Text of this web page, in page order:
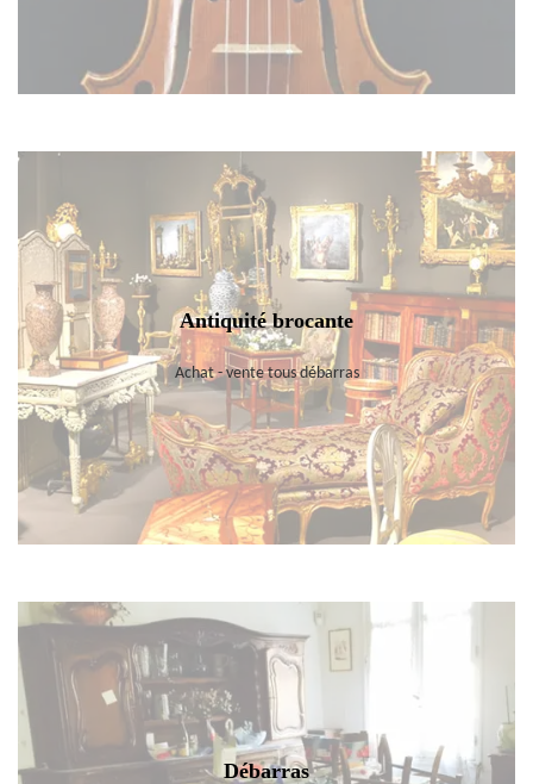
Antiquité brocante
Achat - vente tous débarras
Débarras